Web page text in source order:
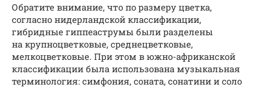
Обратите внимание, что по размеру цветка,
согласно нидерландской классификации,
гибридные гиппеаструмы были разделены
на крупноцветковые, среднецветковые,
мелкоцветковые. При этом в южно-африканской
классификации была использована музыкальная
терминология: симфония, соната, сонатини и соло